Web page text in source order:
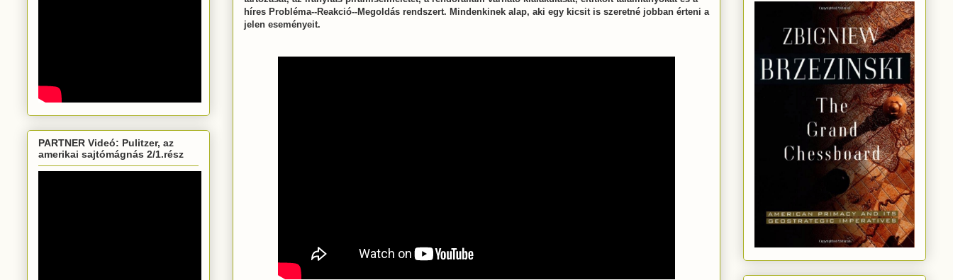
híres Probléma--Reakció--Megoldás rendszert. Mindenkinek alap, aki egy kicsit is szeretné jobban érteni a
jelen eseményeit.
PARTNER Videó: Pulitzer, az
amerikai sajtómágnás 2/1.rész